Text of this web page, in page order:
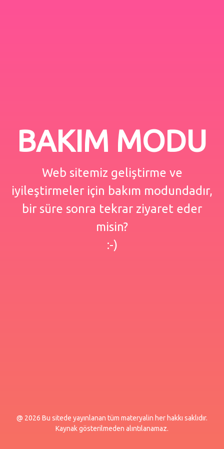
BAKIM MODU
Web sitemiz geliştirme ve
iyileştirmeler için bakım modundadır,
bir süre sonra tekrar ziyaret eder
misin?
:-)
@ 2026 Bu sitede yayınlanan tüm materyalin her hakkı saklıdır.
Kaynak gösterilmeden alıntılanamaz.